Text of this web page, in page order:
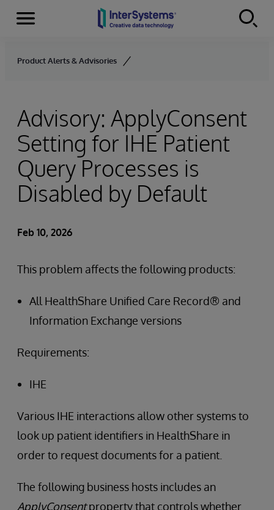
Skip to content
Menu
Product Alerts & Advisories
Advisory: ApplyConsent
Setting for IHE Patient
Query Processes is
Disabled by Default
Feb 10, 2026
This problem affects the following products:
All HealthShare Unified Care Record® and
Information Exchange versions
Requirements:
IHE
Various IHE interactions allow other systems to
look up patient identifiers in HealthShare in
order to request documents for a patient.
The following business hosts includes an
ApplyConsentproperty that controls whether